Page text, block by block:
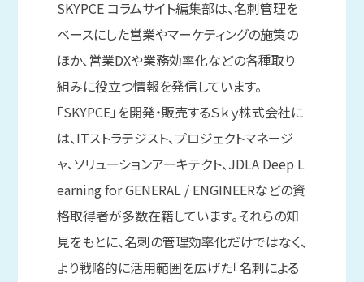
SKYPCE コラムサイト編集部は、名刺管理を
ベースにした営業やマーケティングの施策の
ほか、営業DXや業務効率化などの各種取り
組みに役立つ情報を発信しています。
「SKYPCE」を開発・販売するＳｋｙ株式会社に
は、ITストラテジスト、プロジェクトマネージ
ャ、ソリューションアーキテクト、JDLA Deep L
earning for GENERAL / ENGINEERなどの資
格取得者が多数在籍しています。それらの知
見をもとに、名刺の管理効率化だけではなく、
より戦略的に活用範囲を広げた「名刺による